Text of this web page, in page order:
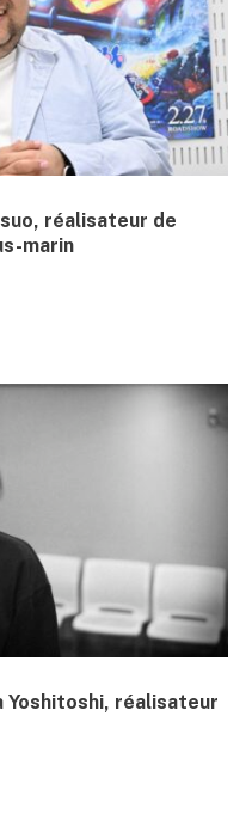
réalisateur de
marin
Yoshitoshi, réalisateur